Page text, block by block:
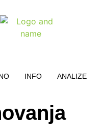
INFO ANALIZE